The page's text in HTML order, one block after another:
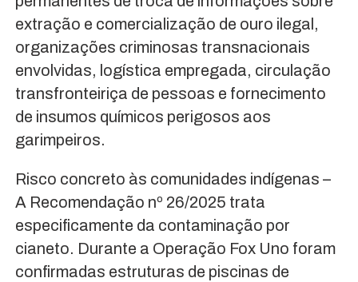
extração e comercialização de ouro ilegal,
organizações criminosas transnacionais
envolvidas, logística empregada, circulação
transfronteiriça de pessoas e fornecimento
de insumos químicos perigosos aos
garimpeiros.
Risco concreto às comunidades indígenas –
A Recomendação nº 26/2025 trata
especificamente da contaminação por
cianeto. Durante a Operação Fox Uno foram
confirmadas estruturas de piscinas de